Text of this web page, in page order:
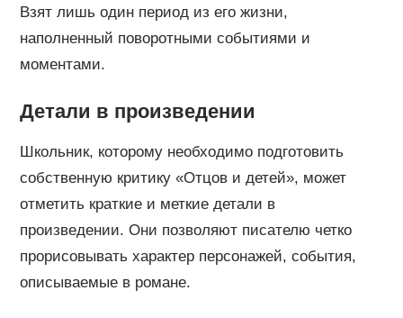
Взят лишь один период из его жизни,
наполненный поворотными событиями и
моментами.
Детали в произведении
Школьник, которому необходимо подготовить
собственную критику «Отцов и детей», может
отметить краткие и меткие детали в
произведении. Они позволяют писателю четко
прорисовывать характер персонажей, события,
описываемые в романе.